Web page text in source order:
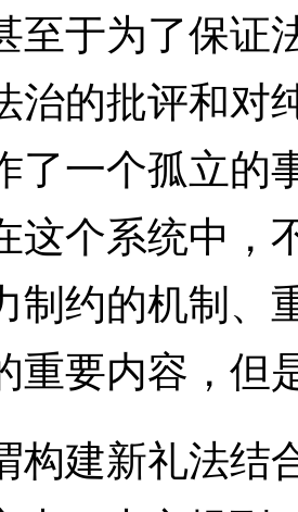
至于为了保证
治的批评和对
了一个孤立的
这个系统中，
制约的机制、
重要内容，但
建新礼法结